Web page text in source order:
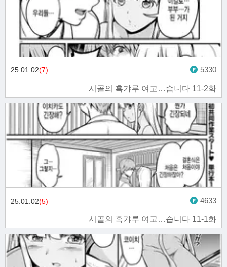
시골의 흑갸루 여고…습니다 11-2화
25.01.02(7) 5330
시골의 흑갸루 여고…습니다 11-1화
25.01.02(5) 4633